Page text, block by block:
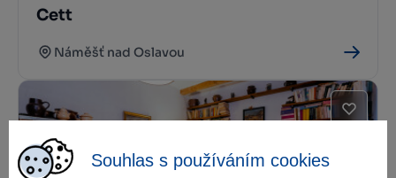
Souhlas s používáním cookies
Cett
Náměšť nad Oslavou